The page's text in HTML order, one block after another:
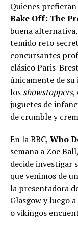
Quienes
Bake Off: The
buena
temido reto
concursantes
clásico Paris-
únicamente de
los showstoppers,
juguetes de
de crumble y
En la BBC, Who
semana a Zoe
decide investigar
que venimos de
la presentadora
Glasgow y luego
o vikingos